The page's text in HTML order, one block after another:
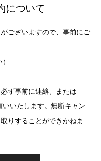
について
ございますので、事前にご
ず事前に連絡、または
いたします。無断キャン
りすることができかねま